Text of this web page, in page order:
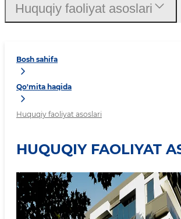
Bosh sahifa
Qo'mita haqida
Huquqiy faoliyat asoslari
HUQUQIY FAOLIYAT
Huquqiy faoliyat asoslari